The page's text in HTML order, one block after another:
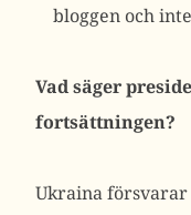
bloggen och
Vad säger
fortsättningen?
Ukraina försvarar